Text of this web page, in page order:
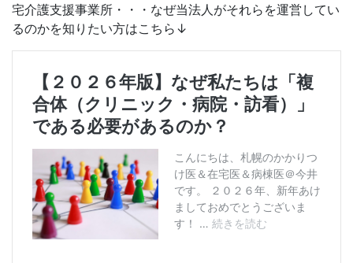
宅介護支援事業所・・・なぜ当法人がそれらを運営してい
るのかを知りたい方はこちら↓